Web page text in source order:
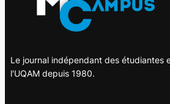
Le journal indépendant des étudiantes
l'UQAM depuis 1980.